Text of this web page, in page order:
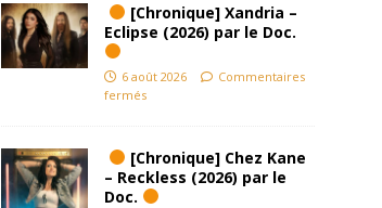
[Chronique] Xandria –
Eclipse (2026) par le Doc.
6 août 2026
Commentaires
fermés
[Chronique] Chez Kane
– Reckless (2026) par le
Doc.